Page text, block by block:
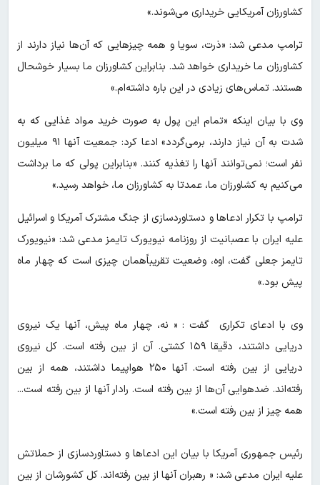
کشاورزان آمریکایی خریداری می‌شوند.»
ترامپ مدعی شد: «ذرت، سویا و همه چیزهایی که آن‌ها نیاز دارند از
کشاورزان ما خریداری خواهد شد. بنابراین کشاورزان ما بسیار خوشحال
هستند. تماس‌های زیادی در این باره داشته‌ام.»
وی با بیان اینکه «تمام این پول به صورت خرید مواد غذایی که به
شدت به آن نیاز دارند، برمی‌گردد» ادعا کرد: جمعیت آنها ۹۱ میلیون
نفر است؛ نمی‌توانند آنها را تغذیه کنند. «بنابراین پولی که ما برداشت
می‌کنیم به کشاورزان ما، عمدتا به کشاورزان ما، خواهد رسید.»
ترامپ با تکرار ادعاها و دستاوردسازی از جنگ مشترک آمریکا و اسرائیل
علیه ایران با عصبانیت از روزنامه نیویورک تایمز مدعی شد: «نیویورک
تایمز جعلی گفت، اوه، وضعیت تقریباًهمان چیزی است که چهار ماه
پیش بود.»
وی با ادعای تکراری گفت : « نه، چهار ماه پیش، آنها یک نیروی
دریایی داشتند، دقیقا ۱۵۹ کشتی. آن از بین رفته است. کل نیروی
دریایی از بین رفته است. آنها ۲۵۰ هواپیما داشتند، همه از بین
رفته‌اند. ضدهوایی آن‌ها از بین رفته است. رادار آنها از بین رفته است...
همه چیز از بین رفته است.»
رئیس جمهوری آمریکا با بیان این ادعاها و دستاوردسازی از حملاتش
علیه ایران مدعی شد: « رهبران آنها از بین رفته‌اند. کل کشورشان از بین